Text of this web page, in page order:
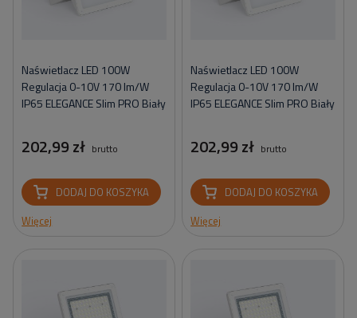
Naświetlacz LED 100W
Regulacja 0-10V 170 lm/W
IP65 ELEGANCE Slim PRO Biały
202,99 zł brutto
DODAJ DO KOSZYKA
Więcej
Naświetlacz LED 100W
Regulacja 0-10V 170 lm/W
IP65 ELEGANCE Slim PRO Biały
202,99 zł brutto
DODAJ DO KOSZYKA
Więcej